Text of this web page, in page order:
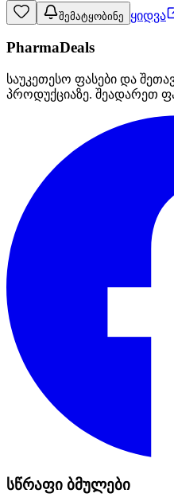
შემატყობინე ყიდვა
PharmaDeals
საუკეთესო ფასები და
პროდუქციაზე. შეადარეთ
სწრაფი ბმულები